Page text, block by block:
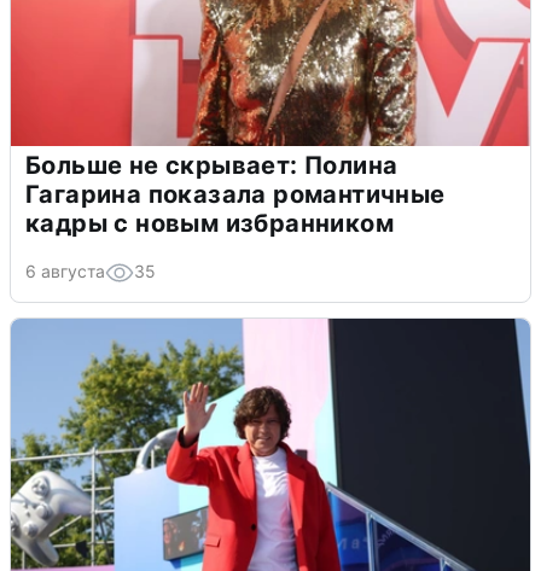
Больше не скрывает: Полина
Гагарина показала романтичные
кадры с новым избранником
6 августа 35